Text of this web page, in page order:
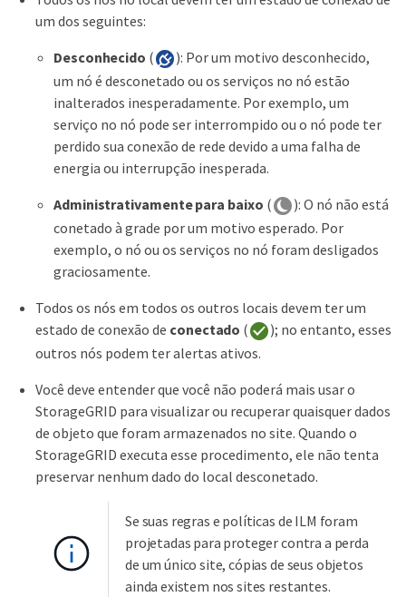
um dos seguintes:
Desconhecido (
): Por um motivo desconhecido,
um nó é desconetado ou os serviços no nó estão
inalterados inesperadamente. Por exemplo, um
serviço no nó pode ser interrompido ou o nó pode ter
perdido sua conexão de rede devido a uma falha de
energia ou interrupção inesperada.
Administrativamente para baixo (
): O nó não está
conetado à grade por um motivo esperado. Por
exemplo, o nó ou os serviços no nó foram desligados
graciosamente.
Todos os nós em todos os outros locais devem ter um
estado de conexão de conectado (
); no entanto, esses
outros nós podem ter alertas ativos.
Você deve entender que você não poderá mais usar o
StorageGRID para visualizar ou recuperar quaisquer dados
de objeto que foram armazenados no site. Quando o
StorageGRID executa esse procedimento, ele não tenta
preservar nenhum dado do local desconetado.
Se suas regras e políticas de ILM foram
projetadas para proteger contra a perda
de um único site, cópias de seus objetos
ainda existem nos sites restantes.